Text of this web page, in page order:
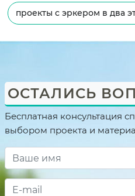
проекты с эркером в два
ОСТАЛИСЬ
Бесплатная консультация
выбором проекта и